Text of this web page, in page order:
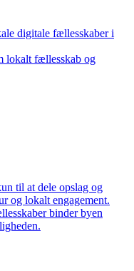
digitale fællesskaber i
lokalt fællesskab og
til at dele opslag og
og lokalt engagement.
binder byen